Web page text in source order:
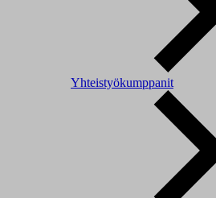
Yhteistyökumppanit